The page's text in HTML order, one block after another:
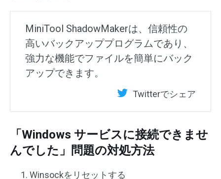
MiniTool ShadowMakerは、信頼性の
高いバックアッププログラムであり、
強力な機能でファイルを簡単にバック
アップできます。
Twitterでシェア
「Windows サービスに接続できませ
んでした」問題の対処方法
Winsockをリセットする